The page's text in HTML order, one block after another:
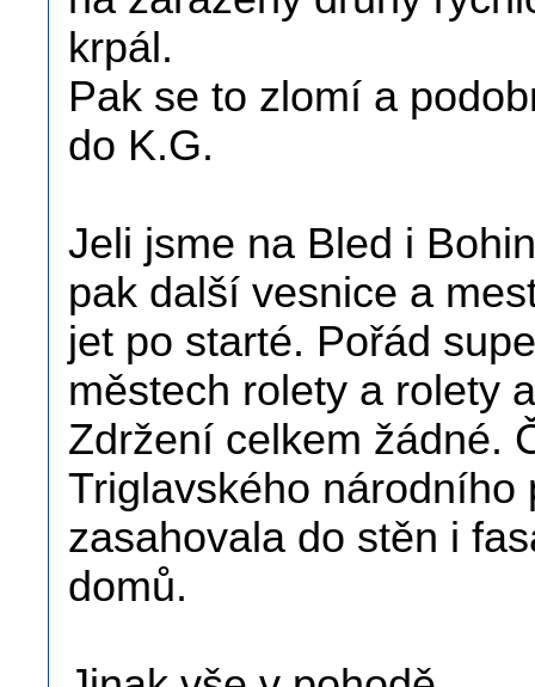
krpál.
Pak se to zlomí a
do K.G.
Jeli jsme na Bled i
pak další vesnice a
jet po starté. Pořád
městech rolety a rolety
Zdržení celkem žádné.
Triglavského
zasahovala do stěn i
domů.